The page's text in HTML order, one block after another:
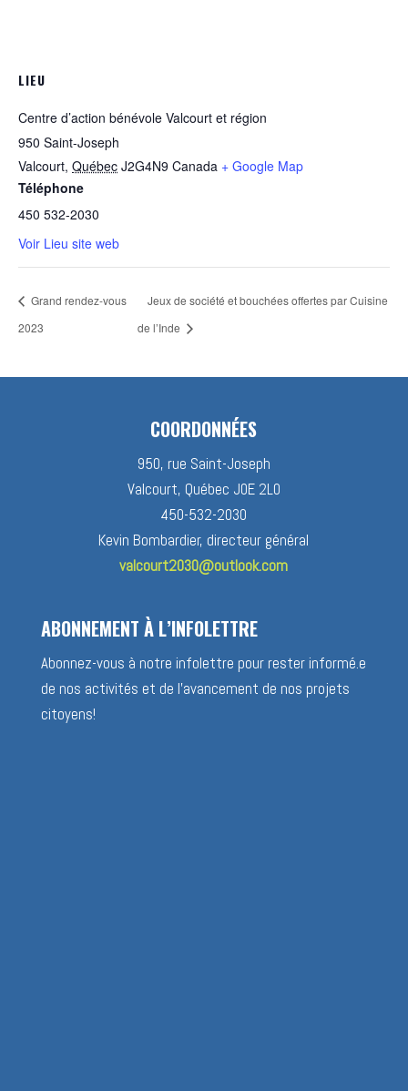
LIEU
Centre d’action bénévole Valcourt et région
950 Saint-Joseph
Valcourt, Québec J2G4N9 Canada + Google Map
Téléphone
450 532-2030
Voir Lieu site web
Grand rendez-vous
2023
Jeux de société et bouchées offertes par Cuisine
de l’Inde
COORDONNÉES
950, rue Saint-Joseph
Valcourt, Québec J0E 2L0
450-532-2030
Kevin Bombardier, directeur général
valcourt2030@outlook.com
ABONNEMENT À L’INFOLETTRE
Abonnez-vous à notre infolettre pour rester informé.e
de nos activités et de l’avancement de nos projets
citoyens!